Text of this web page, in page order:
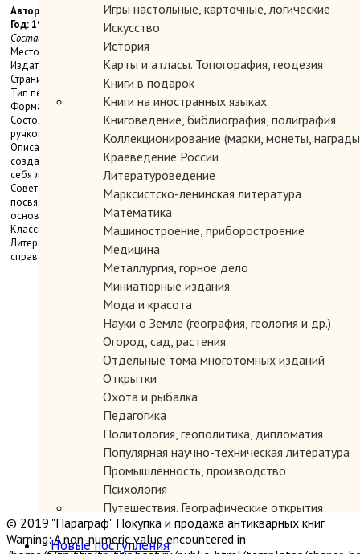
Игры настольные, карточные, логические
Искусство
История
Карты и атласы. Топогорафия, геодезия
Книги в подарок
Книги на иностранных языках
Книговедение, библиография, полиграфия
Коллекционирование (марки, монеты,
Краеведение России
Литературоведение
Марксистско-ленинская литература
Математика
Машиностроение, приборостроение
Медицина
Металлургия, горное дело
Миниатюрные издания
Мода и красота
Науки о Земле (география, геология и др.)
Огород, сад, растения
Отдельные тома многотомных изданий
Открытки
Охота и рыбалка
Педагогика
Политология, геополитика, дипломатия
Популярная научно-техническая литература
Промышленность, производство
Психология
Путешествия. Географические открытия
Религия
Сатира и юмор
Новые поступления
Автор:
Год: 1980
Составитель О. В. Миллер.
Место издания: Л.
Издательство: Наука
Страниц: 515 с.
Тип переплета: Твердый
Формат книги: стандартный
Состояние: Очень хорошее. На форзаце спереди дарственная надпись
ручкой.
Описание: Настоящая работа представляет собой первую попытку
создания библиографического указателя за 1917 - 1977 гг и включает в
себя литературу о Лермонтове на русском языке, изданную в пределах
Советского Союза - книги, журнальные статьи, полностью или частично
посвященные Лермонтову, и важнейшие газетные статьи. Помимо
основного раздела в библиографию включены и специальные разделы:
Классики марксизма-ленинизма о Лермонтове, Лермонтов в искусстве,
Литература о лермонтовсих памятных местах и мемориальных музеях,
справочно-библиографические пособия.
© 2019 "Параграф" Покупка и продажа антикварных книг
Warning: A non-numeric value encountered in